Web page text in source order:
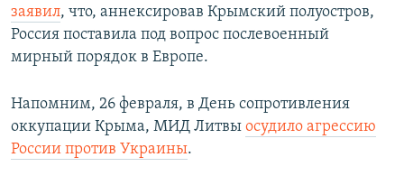
заявил, что, аннексировав Крымский полуостров,
Россия поставила под вопрос послевоенный
мирный порядок в Европе.
Напомним, 26 февраля, в День сопротивления
оккупации Крыма, МИД Литвы осудило агрессию
России против Украины.